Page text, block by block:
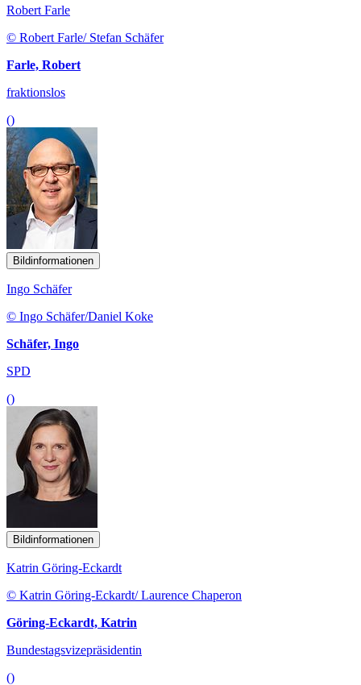
Robert Farle
© Robert Farle/ Stefan Schäfer
Farle, Robert
fraktionslos
()
Bildinformationen
Ingo Schäfer
© Ingo Schäfer/Daniel Koke
Schäfer, Ingo
SPD
()
Bildinformationen
Katrin Göring-Eckardt
© Katrin Göring-Eckardt/ Laurence Chaperon
Göring-Eckardt, Katrin
Bundestagsvizepräsidentin
()